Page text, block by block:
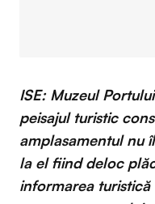
ISE: Muzeul
peisajul turistic
amplasamentul nu
la el fiind deloc
informarea